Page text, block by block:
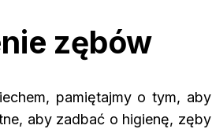
zębów
pamiętajmy o tym, aby
aby zadbać o higienę, zęby